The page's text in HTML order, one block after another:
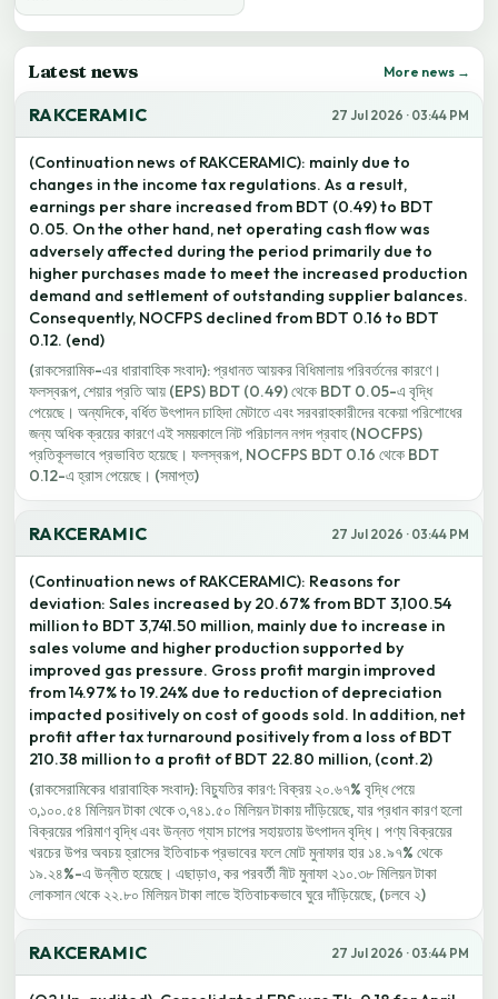
Latest news More news →
RAKCERAMIC 27 Jul 2026 · 03:44 PM
(Continuation news of RAKCERAMIC): mainly due to
changes in the income tax regulations. As a result,
earnings per share increased from BDT (0.49) to BDT
0.05. On the other hand, net operating cash flow was
adversely affected during the period primarily due to
higher purchases made to meet the increased production
demand and settlement of outstanding supplier balances.
Consequently, NOCFPS declined from BDT 0.16 to BDT
0.12. (end)
(রাকসেরামিক-এর ধারাবাহিক সংবাদ): প্রধানত আয়কর বিধিমালায় পরিবর্তনের কারণে।
ফলস্বরূপ, শেয়ার প্রতি আয় (EPS) BDT (0.49) থেকে BDT 0.05-এ বৃদ্ধি
পেয়েছে। অন্যদিকে, বর্ধিত উৎপাদন চাহিদা মেটাতে এবং সরবরাহকারীদের বকেয়া পরিশোধের
জন্য অধিক ক্রয়ের কারণে এই সময়কালে নিট পরিচালন নগদ প্রবাহ (NOCFPS)
প্রতিকূলভাবে প্রভাবিত হয়েছে। ফলস্বরূপ, NOCFPS BDT 0.16 থেকে BDT
0.12-এ হ্রাস পেয়েছে। (সমাপ্ত)
RAKCERAMIC 27 Jul 2026 · 03:44 PM
(Continuation news of RAKCERAMIC): Reasons for
deviation: Sales increased by 20.67% from BDT 3,100.54
million to BDT 3,741.50 million, mainly due to increase in
sales volume and higher production supported by
improved gas pressure. Gross profit margin improved
from 14.97% to 19.24% due to reduction of depreciation
impacted positively on cost of goods sold. In addition, net
profit after tax turnaround positively from a loss of BDT
210.38 million to a profit of BDT 22.80 million, (cont.2)
(রাকসেরামিকের ধারাবাহিক সংবাদ): বিচ্যুতির কারণ: বিক্রয় ২০.৬৭% বৃদ্ধি পেয়ে
৩,১০০.৫৪ মিলিয়ন টাকা থেকে ৩,৭৪১.৫০ মিলিয়ন টাকায় দাঁড়িয়েছে, যার প্রধান কারণ হলো
বিক্রয়ের পরিমাণ বৃদ্ধি এবং উন্নত গ্যাস চাপের সহায়তায় উৎপাদন বৃদ্ধি। পণ্য বিক্রয়ের
খরচের উপর অবচয় হ্রাসের ইতিবাচক প্রভাবের ফলে মোট মুনাফার হার ১৪.৯৭% থেকে
১৯.২৪%-এ উন্নীত হয়েছে। এছাড়াও, কর পরবর্তী নীট মুনাফা ২১০.৩৮ মিলিয়ন টাকা
লোকসান থেকে ২২.৮০ মিলিয়ন টাকা লাভে ইতিবাচকভাবে ঘুরে দাঁড়িয়েছে, (চলবে ২)
RAKCERAMIC 27 Jul 2026 · 03:44 PM